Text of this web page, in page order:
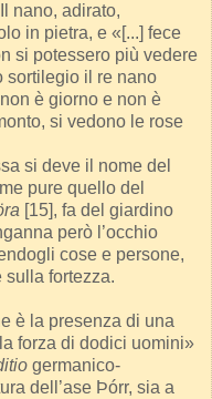
nano, adirato,
in pietra, e «[...] fece
si potessero più vedere
sortilegio il re nano
è giorno e non è
si vedono le rose
si deve il nome del
pure quello del
[15], fa del giardino
però l’occhio
cose e persone,
sulla fortezza.
è la presenza di una
forza di dodici uomini»
germanico-
dell’ase Þórr, sia a